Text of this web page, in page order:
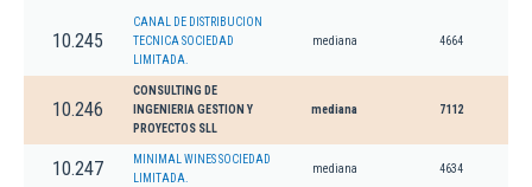
10.245
CANAL DE DISTRIBUCION
TECNICA SOCIEDAD
LIMITADA.
mediana 4664
10.246
CONSULTING DE
INGENIERIA GESTION Y
PROYECTOS SLL
mediana 7112
10.247
MINIMAL WINES SOCIEDAD
LIMITADA.
mediana 4634